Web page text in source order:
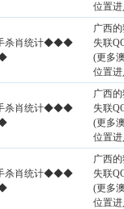
位置
杀肖统计◆◆◆
广西
失联
(更多
位置
杀肖统计◆◆◆
广西
失联
(更多
位置
杀肖统计◆◆◆
广西
失联
(更多
位置